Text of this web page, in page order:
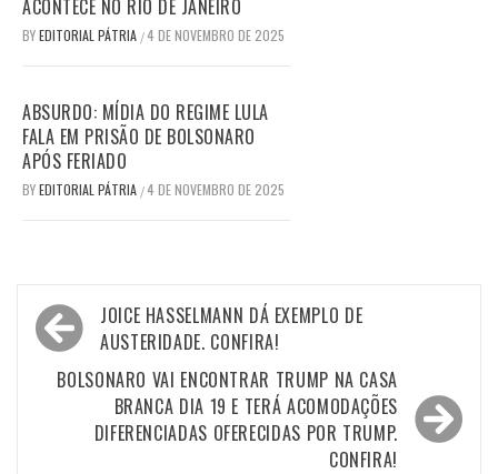
ACONTECE NO RIO DE JANEIRO
BYEDITORIAL PÁTRIA /4 DE NOVEMBRO DE 2025
ABSURDO: MÍDIA DO REGIME LULA
FALA EM PRISÃO DE BOLSONARO
APÓS FERIADO
BYEDITORIAL PÁTRIA /4 DE NOVEMBRO DE 2025
Navegação
de
Post
JOICE HASSELMANN DÁ EXEMPLO DE
AUSTERIDADE. CONFIRA!
BOLSONARO VAI ENCONTRAR TRUMP NA CASA
BRANCA DIA 19 E TERÁ ACOMODAÇÕES
DIFERENCIADAS OFERECIDAS POR TRUMP.
CONFIRA!